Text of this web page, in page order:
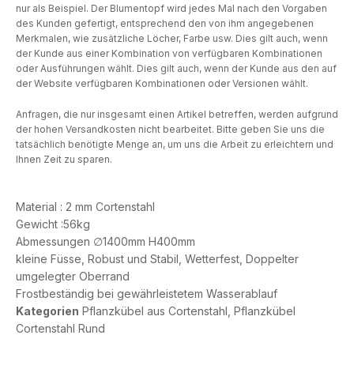
Material : 2 mm Cortenstahl
Gewicht :56kg
Abmessungen ∅1400mm H400mm
kleine Füsse, Robust und Stabil, Wetterfest, Doppelter
umgelegter Oberrand
Frostbeständig bei gewährleistetem Wasserablauf
Kategorien Pflanzkübel aus Cortenstahl Pflanzkübel
Cortenstahl Rund
nur als Beispiel. Der Blumentopf wird jedes Mal nach den Vorgaben
des Kunden gefertigt, entsprechend den von ihm angegebenen
Merkmalen, wie zusätzliche Löcher, Farbe usw. Dies gilt auch, wenn
der Kunde aus einer Kombination von verfügbaren Kombinationen
oder Ausführungen wählt. Dies gilt auch, wenn der Kunde aus den auf
der Website verfügbaren Kombinationen oder Versionen wählt.
Anfragen, die nur insgesamt einen Artikel betreffen, werden aufgrund
der hohen Versandkosten nicht bearbeitet. Bitte geben Sie uns die
tatsächlich benötigte Menge an, um uns die Arbeit zu erleichtern und
Ihnen Zeit zu sparen.